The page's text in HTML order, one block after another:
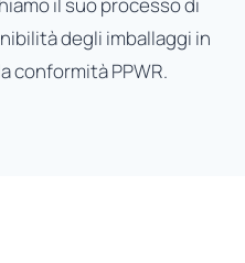
degli imballaggi in
conformità PPWR.